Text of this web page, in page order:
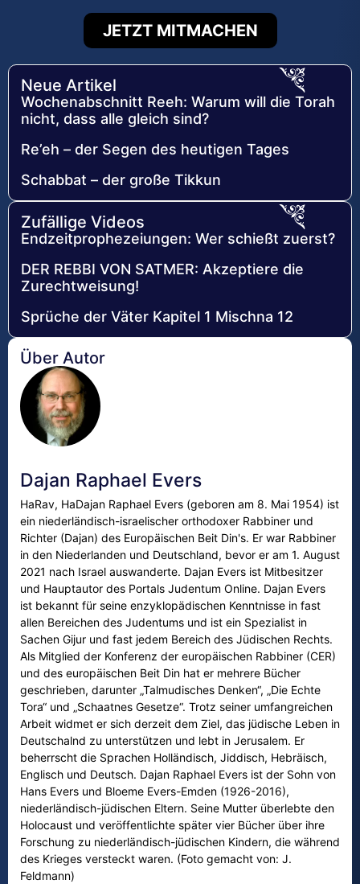
JETZT MITMACHEN
Neue Artikel
Wochenabschnitt Reeh: Warum will die Torah
nicht, dass alle gleich sind?
Re’eh – der Segen des heutigen Tages
Schabbat – der große Tikkun
Zufällige Videos
Endzeitprophezeiungen: Wer schießt zuerst?
DER REBBI VON SATMER: Akzeptiere die
Zurechtweisung!
Sprüche der Väter Kapitel 1 Mischna 12
Über Autor
Dajan Raphael Evers
HaRav, HaDajan Raphael Evers (geboren am 8. Mai 1954) ist
ein niederländisch-israelischer orthodoxer Rabbiner und
Richter (Dajan) des Europäischen Beit Din's. Er war Rabbiner
in den Niederlanden und Deutschland, bevor er am 1. August
2021 nach Israel auswanderte. Dajan Evers ist Mitbesitzer
und Hauptautor des Portals Judentum Online. Dajan Evers
ist bekannt für seine enzyklopädischen Kenntnisse in fast
allen Bereichen des Judentums und ist ein Spezialist in
Sachen Gijur und fast jedem Bereich des Jüdischen Rechts.
Als Mitglied der Konferenz der europäischen Rabbiner (CER)
und des europäischen Beit Din hat er mehrere Bücher
geschrieben, darunter „Talmudisches Denken“, „Die Echte
Tora“ und „Schaatnes Gesetze“. Trotz seiner umfangreichen
Arbeit widmet er sich derzeit dem Ziel, das jüdische Leben in
Deutschalnd zu unterstützen und lebt in Jerusalem. Er
beherrscht die Sprachen Holländisch, Jiddisch, Hebräisch,
Englisch und Deutsch. Dajan Raphael Evers ist der Sohn von
Hans Evers und Bloeme Evers-Emden (1926-2016),
niederländisch-jüdischen Eltern. Seine Mutter überlebte den
Holocaust und veröffentlichte später vier Bücher über ihre
Forschung zu niederländisch-jüdischen Kindern, die während
des Krieges versteckt waren. (Foto gemacht von: J.
Feldmann)